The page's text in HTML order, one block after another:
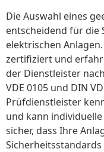
Die Auswahl eines
entscheidend für die
elektrischen
zertifiziert und
der Dienstleister
VDE 0105 und DIN
Prüfdienstleister
und kann
sicher, dass Ihre